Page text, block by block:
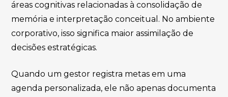
áreas cognitivas relacionadas à consolidação de
memória e interpretação conceitual. No ambiente
corporativo, isso significa maior assimilação de
decisões estratégicas.
Quando um gestor registra metas em uma
agenda personalizada, ele não apenas documenta